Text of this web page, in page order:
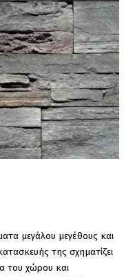
μεγάλου μεγέθους και
της σχηματίζει
του χώρου και